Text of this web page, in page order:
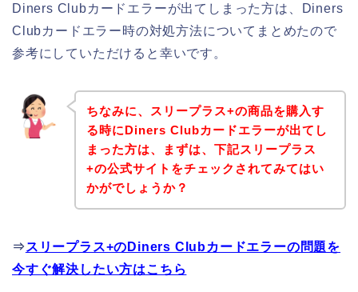
Diners Clubカードエラーが出てしまった方は、Diners
Clubカードエラー時の対処方法についてまとめたので
参考にしていただけると幸いです。
ちなみに、スリープラス+の商品を購入す
る時にDiners Clubカードエラーが出てし
まった方は、まずは、下記スリープラス
+の公式サイトをチェックされてみてはい
かがでしょうか？
⇒ スリープラス+のDiners Clubカードエラーの問題を
今すぐ解決したい方はこちら